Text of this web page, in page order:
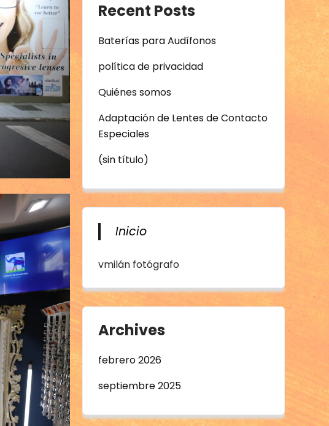
Recent Posts
Baterías para Audífonos
política de privacidad
Quiénes somos
Adaptación de Lentes de Contacto
Especiales
(sin título)
Inicio
vmilán fotógrafo
Archives
febrero 2026
septiembre 2025